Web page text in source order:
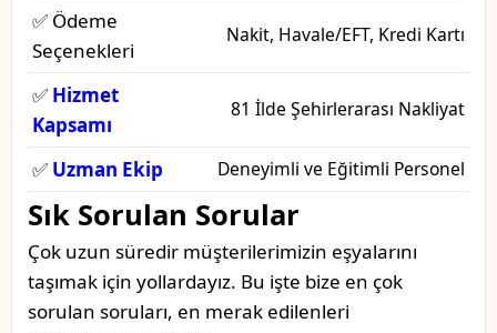
✅ Ödeme
Seçenekleri
Nakit, Havale/EFT, Kredi Kartı
✅ Hizmet
Kapsamı
81 İlde Şehirlerarası Nakliyat
✅ Uzman Ekip Deneyimli ve Eğitimli Personel
Sık Sorulan Sorular
Çok uzun süredir müşterilerimizin eşyalarını
taşımak için yollardayız. Bu işte bize en çok
sorulan soruları, en merak edilenleri